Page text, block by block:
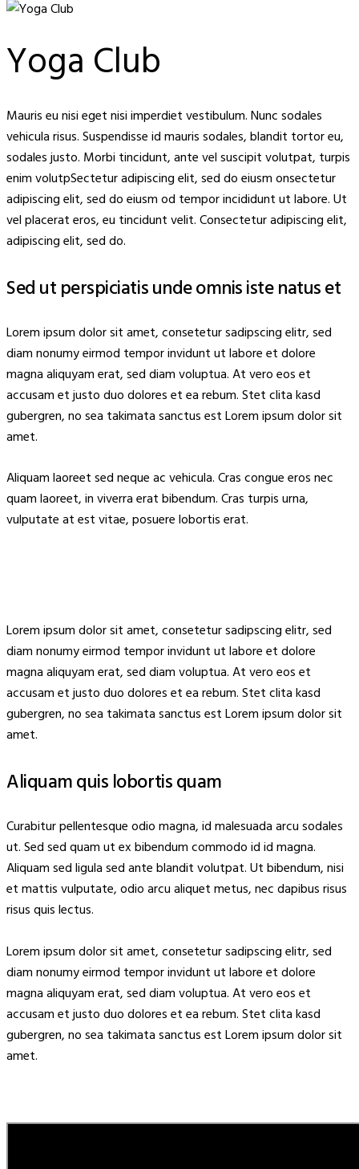
Yoga Club
Mauris eu nisi eget nisi imperdiet vestibulum. Nunc sodales
vehicula risus. Suspendisse id mauris sodales, blandit tortor eu,
sodales justo. Morbi tincidunt, ante vel suscipit volutpat, turpis
enim volutpSectetur adipiscing elit, sed do eiusm onsectetur
adipiscing elit, sed do eiusm od tempor incididunt ut labore. Ut
vel placerat eros, eu tincidunt velit. Consectetur adipiscing elit,
adipiscing elit, sed do.
Sed ut perspiciatis unde omnis iste natus et
Lorem ipsum dolor sit amet, consetetur sadipscing elitr, sed
diam nonumy eirmod tempor invidunt ut labore et dolore
magna aliquyam erat, sed diam voluptua. At vero eos et
accusam et justo duo dolores et ea rebum. Stet clita kasd
gubergren, no sea takimata sanctus est Lorem ipsum dolor sit
amet.
Aliquam laoreet sed neque ac vehicula. Cras congue eros nec
quam laoreet, in viverra erat bibendum. Cras turpis urna,
vulputate at est vitae, posuere lobortis erat.
Lorem ipsum dolor sit amet, consetetur sadipscing elitr, sed
diam nonumy eirmod tempor invidunt ut labore et dolore
magna aliquyam erat, sed diam voluptua. At vero eos et
accusam et justo duo dolores et ea rebum. Stet clita kasd
gubergren, no sea takimata sanctus est Lorem ipsum dolor sit
amet.
Aliquam quis lobortis quam
Curabitur pellentesque odio magna, id malesuada arcu sodales
ut. Sed sed quam ut ex bibendum commodo id id magna.
Aliquam sed ligula sed ante blandit volutpat. Ut bibendum, nisi
et mattis vulputate, odio arcu aliquet metus, nec dapibus risus
risus quis lectus.
Lorem ipsum dolor sit amet, consetetur sadipscing elitr, sed
diam nonumy eirmod tempor invidunt ut labore et dolore
magna aliquyam erat, sed diam voluptua. At vero eos et
accusam et justo duo dolores et ea rebum. Stet clita kasd
gubergren, no sea takimata sanctus est Lorem ipsum dolor sit
amet.